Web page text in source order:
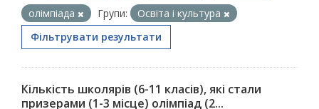
олімпіада
Групи:
Освіта і культура
Фільтрувати результати
Кількість школярів (6-11 класів), які стали
призерами (1-3 місце) олімпіад (2...